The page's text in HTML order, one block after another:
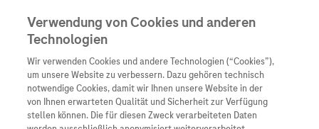
Unternehmen
Übersicht
Innovation
Verwendung von Cookies und anderen
Technologien
Wir verwenden Cookies und andere Technologien (“Cookies”),
um unsere Website zu verbessern. Dazu gehören technisch
notwendige Cookies, damit wir Ihnen unsere Website in der
von Ihnen erwarteten Qualität und Sicherheit zur Verfügung
stellen können. Die für diesen Zweck verarbeiteten Daten